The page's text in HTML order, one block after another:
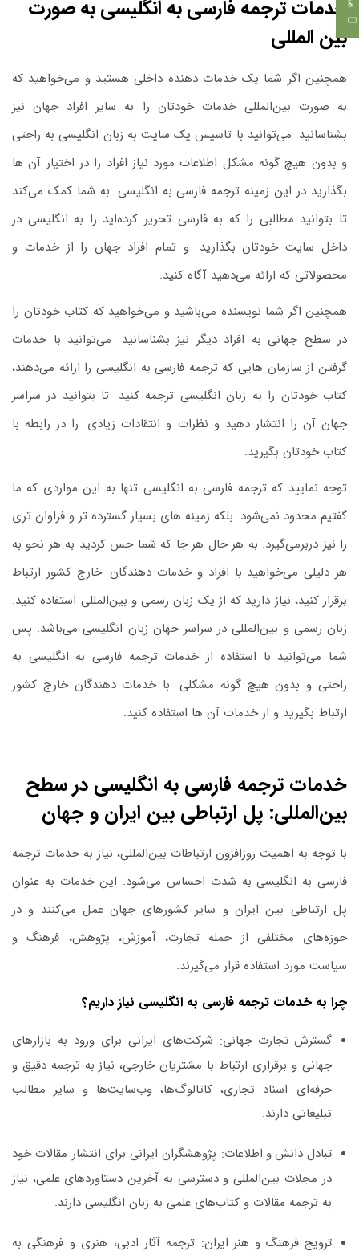
خدمات ترجمه فارسی به انگلیسی به صورت
بین المللی
همچنین اگر شما یک خدمات‌ دهنده داخلی هستید و می‌خواهید که
به‌ صورت بین‌المللی خدمات خودتان را به سایر افراد جهان نیز
بشناسانید می‌توانید با تاسیس یک سایت به زبان انگلیسی به‌ راحتی
و بدون هیچ ‌گونه مشکل اطلاعات مورد نیاز افراد را در اختیار آن ‌ها
بگذارید در این زمینه ترجمه فارسی به انگلیسی به شما کمک می‌کند
تا بتوانید مطالبی را که به فارسی تحریر کرده‌اید را به انگلیسی در
داخل سایت خودتان بگذارید و تمام افراد جهان را از خدمات و
محصولاتی که ارائه می‌دهید آگاه کنید.
همچنین اگر شما نویسنده می‌باشید و می‌خواهید که کتاب خودتان را
در سطح جهانی به افراد دیگر نیز بشناسانید
می‌توانید با خدمات
گرفتن از سازمان ‌هایی که ترجمه فارسی به انگلیسی را ارائه می‌دهند،
کتاب خودتان را به زبان انگلیسی ترجمه کنید تا بتوانید در سراسر
جهان آن را انتشار دهید و نظرات و انتقادات زیادی را در رابطه با
کتاب خودتان بگیرید.
توجه نمایید که ترجمه فارسی به انگلیسی تنها به این مواردی که ما
گفتیم محدود نمی‌شود بلکه زمینه ‌های بسیار گسترده ‌تر و فراوان ‌تری
را نیز دربرمی‌گیرد. به ‌هر حال هر جا که شما حس کردید به هر نحو به
هر دلیلی می‌خواهید با افراد و خدمات ‌دهندگان. خارج کشور ارتباط
برقرار کنید، نیاز دارید که از یک ‌زبان رسمی و بین‌المللی استفاده کنید.
زبان رسمی و بین‌المللی در سراسر جهان زبان انگلیسی می‌باشد. پس
شما می‌توانید با استفاده از خدمات ترجمه فارسی به انگلیسی به‌
راحتی و بدون هیچ ‌گونه مشکلی با خدمات ‌دهندگان خارج کشور
ارتباط بگیرید و از خدمات آن ‌ها استفاده کنید.
خدمات ترجمه فارسی به انگلیسی در سطح
بین‌المللی: پل ارتباطی بین ایران و جهان
با توجه به اهمیت روزافزون ارتباطات بین‌المللی، نیاز به خدمات ترجمه
فارسی به انگلیسی به شدت احساس می‌شود. این خدمات به عنوان
پل ارتباطی بین ایران و سایر کشورهای جهان عمل می‌کنند و در
حوزه‌های مختلفی از جمله تجارت، آموزش، پژوهش، فرهنگ و
سیاست مورد استفاده قرار می‌گیرند.
چرا به خدمات ترجمه فارسی به انگلیسی نیاز داریم؟
گسترش تجارت جهانی: شرکت‌های ایرانی برای ورود به بازارهای
جهانی و برقراری ارتباط با مشتریان خارجی، نیاز به ترجمه دقیق و
حرفه‌ای اسناد تجاری، کاتالوگ‌ها، وب‌سایت‌ها و سایر مطالب
تبلیغاتی دارند.
تبادل دانش و اطلاعات: پژوهشگران ایرانی برای انتشار مقالات خود
در مجلات بین‌المللی و دسترسی به آخرین دستاوردهای علمی، نیاز
به ترجمه مقالات و کتاب‌های علمی به زبان انگلیسی دارند.
ترویج فرهنگ و هنر ایران: ترجمه آثار ادبی، هنری و فرهنگی به